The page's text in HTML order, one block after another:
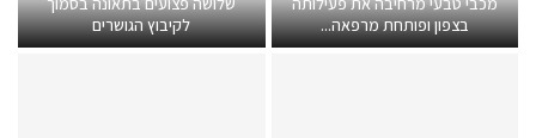
בצפון ופותחת מרפאה...
לקיבוץ הגושרים